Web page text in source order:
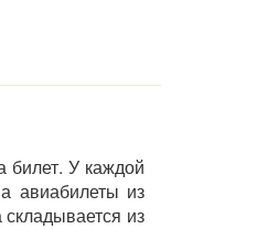
билет. У каждой
авиабилеты из
из